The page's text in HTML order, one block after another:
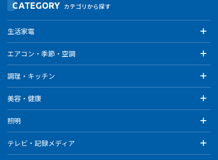
CATEGORY カテゴリから探す
生活家電
エアコン・季節・空調
調理・キッチン
美容・健康
照明
テレビ・記録メディア